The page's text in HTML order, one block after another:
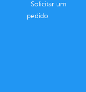
Solicitar um
pedido